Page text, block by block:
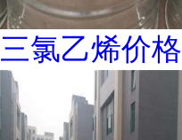
三氯乙烯价格